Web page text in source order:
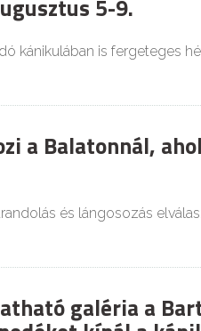
5-9.
kánikulában is fergeteges
a Balatonnál,
és lángosozás
galéria a